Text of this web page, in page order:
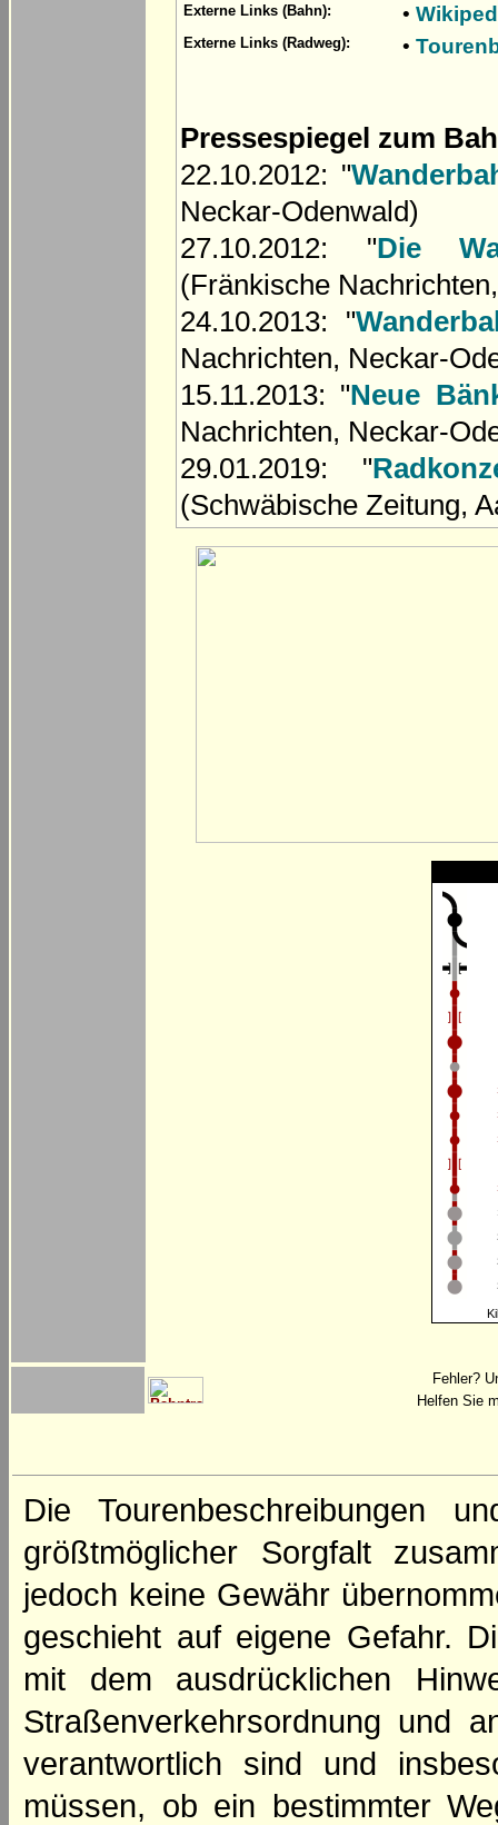
Externe Links (Bahn): •
Externe Links (Radweg): •
Pressespiegel zum
22.10.2012: "
Neckar-Odenwald)
27.10.2012: "Die
(Fränkische
24.10.2013: "
Nachrichten, Neckar-
15.11.2013: "Neue
Nachrichten, Neckar-
29.01.2019: "
(Schwäbische Zeitung,
Fehler?
Helfen Sie
Die Tourenbeschreibungen
größtmöglicher Sorgfalt
jedoch keine Gewähr
geschieht auf eigene Gefahr.
mit dem ausdrücklichen
Straßenverkehrsordnung und
verantwortlich sind und
müssen, ob ein bestimmter